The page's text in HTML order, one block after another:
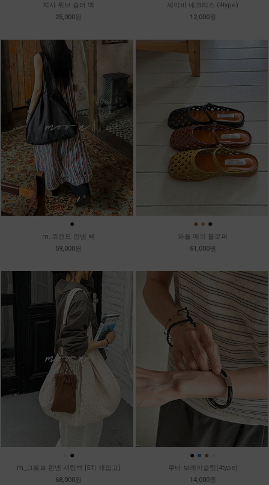
지사 위브 숄더 백
25,000원
세이바 네크리스 (4type)
12,000원
●
m_위켄드 린넨 백
59,000원
● ● ●
와플 메쉬 블로퍼
61,000원
●
m_그로브 린넨 셔링백 [5차 재입고]
68,000원
● ● ●
쿠바 브레이슬릿(4type)
14,000원